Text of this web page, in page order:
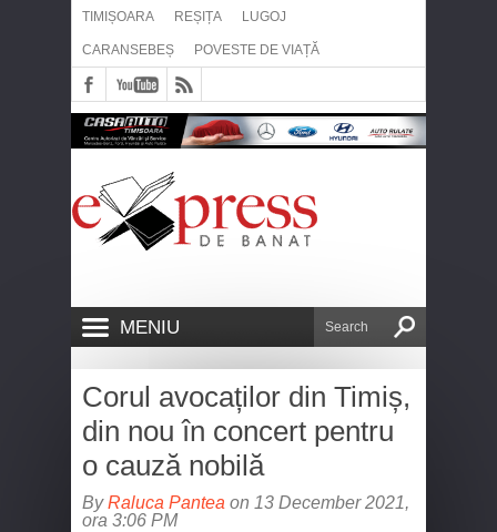
TIMIȘOARA REȘIȚA LUGOJ
CARANSEBEȘ POVESTE DE VIAȚĂ
MENIU
Corul avocaților din Timiș,
din nou în concert pentru
o cauză nobilă
ByRaluca Pantea on 13 December 2021,
ora 3:06 PM